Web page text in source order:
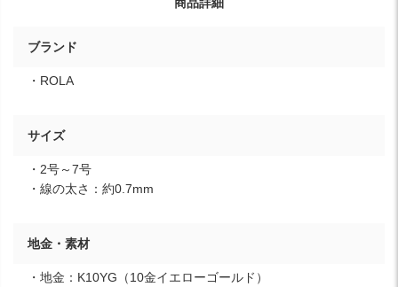
ブランド
・ROLA
サイズ
・2号～7号
・線の太さ：約0.7mm
地金・素材
・地金：K10YG（10金イエローゴールド）